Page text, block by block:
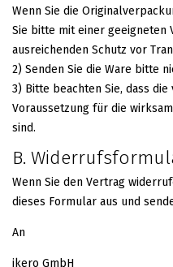
Wenn Sie die
Sie bitte mit einer geeigneten
ausreichenden Schutz vor
2) Senden Sie die Ware bitte
3) Bitte beachten Sie, dass
Voraussetzung für die
sind.
B.
Wenn Sie den Vertrag
dieses Formular aus und
An
ikero GmbH